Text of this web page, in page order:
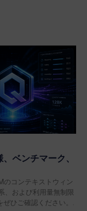
ベンチマーク、
のコンテキストウィン
、および利用量無制限
ひご確認ください。.